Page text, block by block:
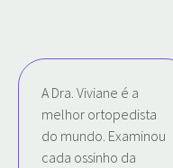
A Dra. Viviane é a
melhor ortopedista
do mundo. Examinou
cada ossinho da